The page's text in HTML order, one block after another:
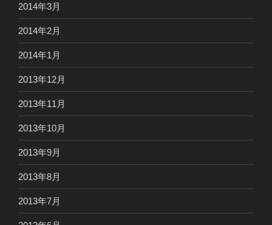
2014年3月
2014年2月
2014年1月
2013年12月
2013年11月
2013年10月
2013年9月
2013年8月
2013年7月